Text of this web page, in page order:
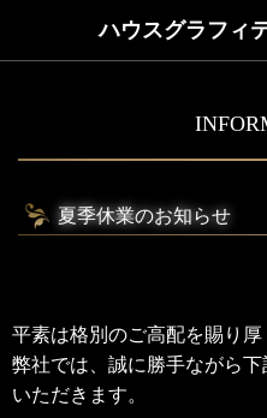
ハウスグラフィ
夏季休業のお知らせ
平素は格別のご高配を賜り厚
弊社では、誠に勝手ながら
いただきます。